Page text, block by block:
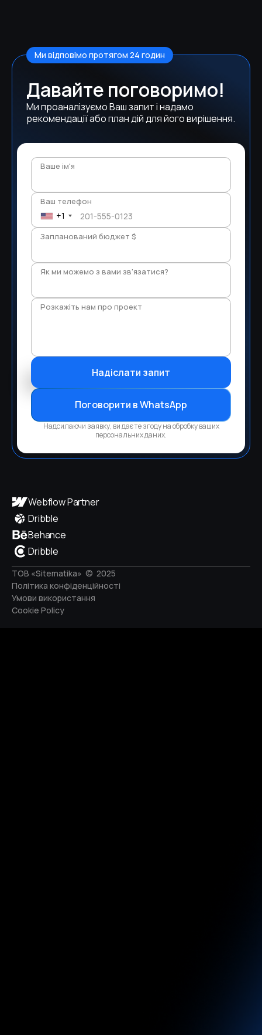
Ми відповімо протягом 24 годин
Давайте поговоримо!
Ми проаналізуємо Ваш запит і надамо
рекомендації або план дій для його вирішення.
Ваше ім'я
Ваш телефон
+1
Запланований бюджет $
Як ми можемо з вами зв'язатися?
Розкажіть нам про проект
Поговорити в WhatsApp
Надсилаючи заявку, ви даєте згоду на обробку ваших
персональних даних.
Webflow Partner
Dribble
Behance
Dribble
ТОВ «Sitematika» © 2025
Політика конфіденційності
Умови використання
Cookie Policy